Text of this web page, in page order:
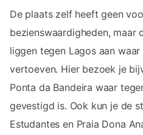
De plaats zelf heeft geen
bezienswaardigheden, maar
liggen tegen Lagos aan
vertoeven. Hier bezoek je
Ponta da Bandeira waar
gevestigd is. Ook kun je de
Estudantes en Praia Dona